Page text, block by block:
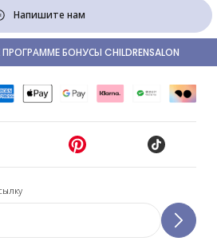
Напишите нам
БОНУСЫ CHILDRENSALON